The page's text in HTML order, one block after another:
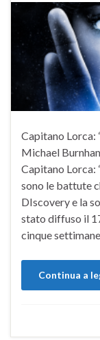
Capitano Lorca:
Michael
Capitano Lorca:
sono le battute
DIscovery e la
stato diffuso il
cinque
Continua a